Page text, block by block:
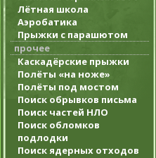
Лётная школа
Аэробатика
Прыжки с парашютом
прочее
Каскадёрские прыжки
Полёты «на ноже»
Полёты под мостом
Поиск обрывков письма
Поиск частей НЛО
Поиск обломков
подлодки
Поиск ядерных отходов